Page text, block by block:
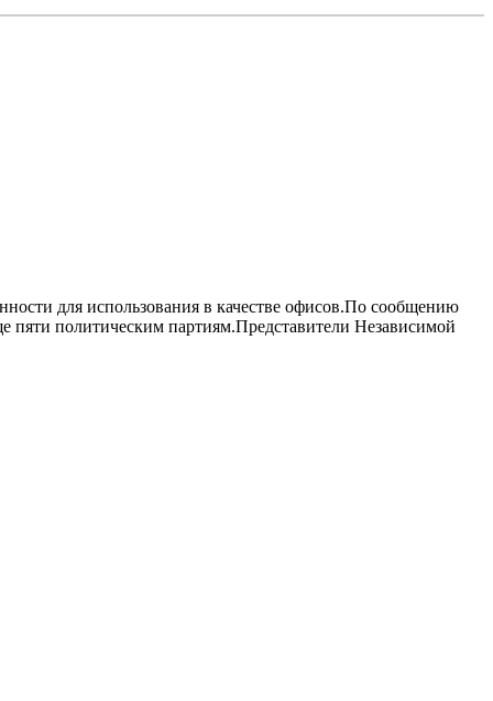
для использования в качестве офисов.По сообщению
политическим партиям.Представители Независимой